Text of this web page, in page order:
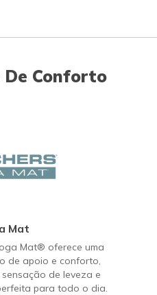
De Conforto
Mat
Mat® oferece uma
de apoio e conforto,
de leveza e
para todo o dia.